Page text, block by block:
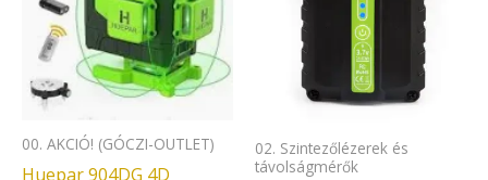
00. AKCIÓ! (GÓCZI-OUTLET)
Huepar 904DG 4D
02. Szintezőlézerek és
távolságmérők